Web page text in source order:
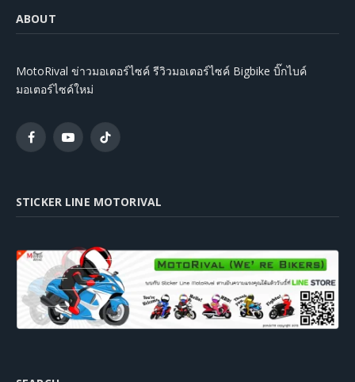
ABOUT
MotoRival ข่าวมอเตอร์ไซค์ รีวิวมอเตอร์ไซค์ Bigbike บิ๊กไบค์
มอเตอร์ไซค์ใหม่
FacebookYouTubeTikTok
STICKER LINE MOTORIVAL